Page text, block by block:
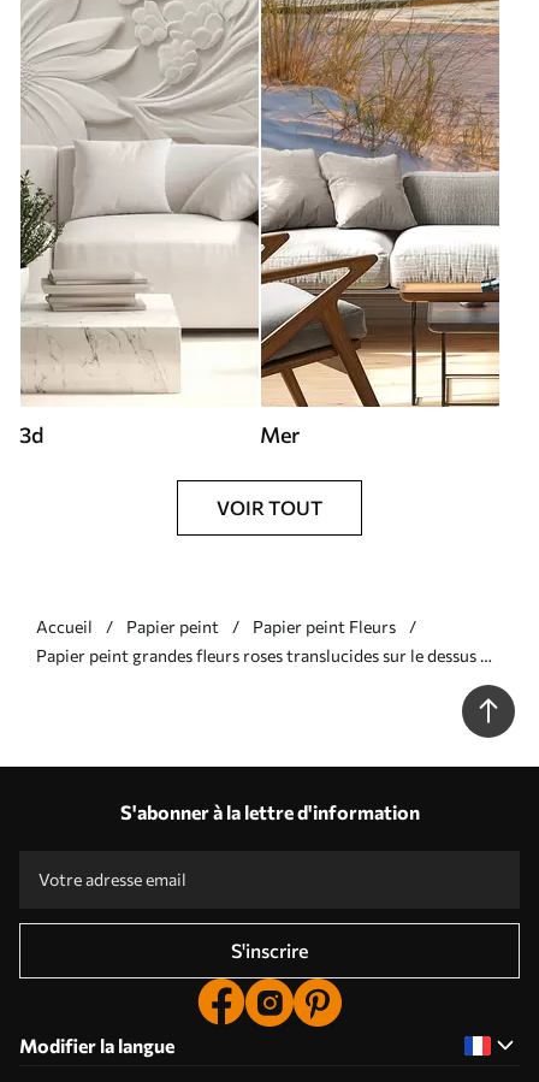
3d Mer
VOIR TOUT
Accueil Papier peint
Papier peint Fleurs
Papier peint grandes fleurs roses translucides sur le dessus N°
S'abonner à la lettre d'information
S'inscrire
Modifier la langue